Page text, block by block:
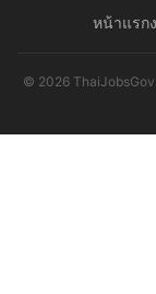
หน้าแรก
© 2026